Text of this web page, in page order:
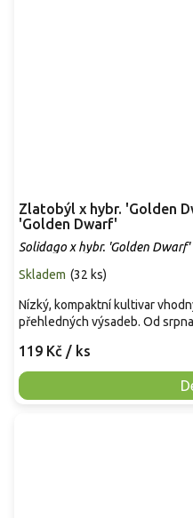
Zlatobýl x hybr. 'Golden
'Golden Dwarf'
Solidago x hybr. 'Golden Dwarf'
Skladem (32 ks)
119 Kč / ks
Nízký, kompaktní kultivar
přehledných výsadeb. Od